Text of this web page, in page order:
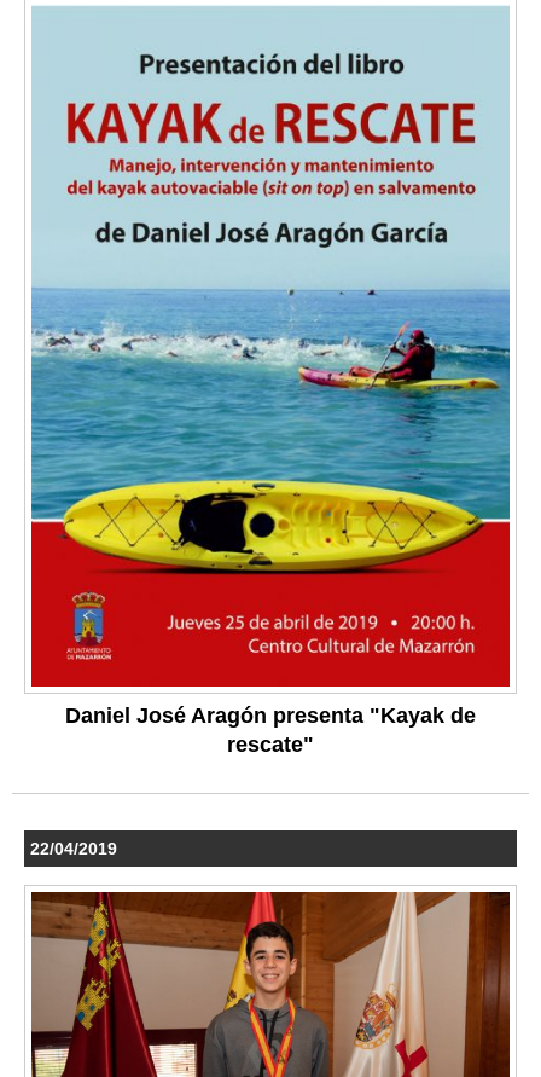
Daniel José Aragón presenta "Kayak de
rescate"
22/04/2019